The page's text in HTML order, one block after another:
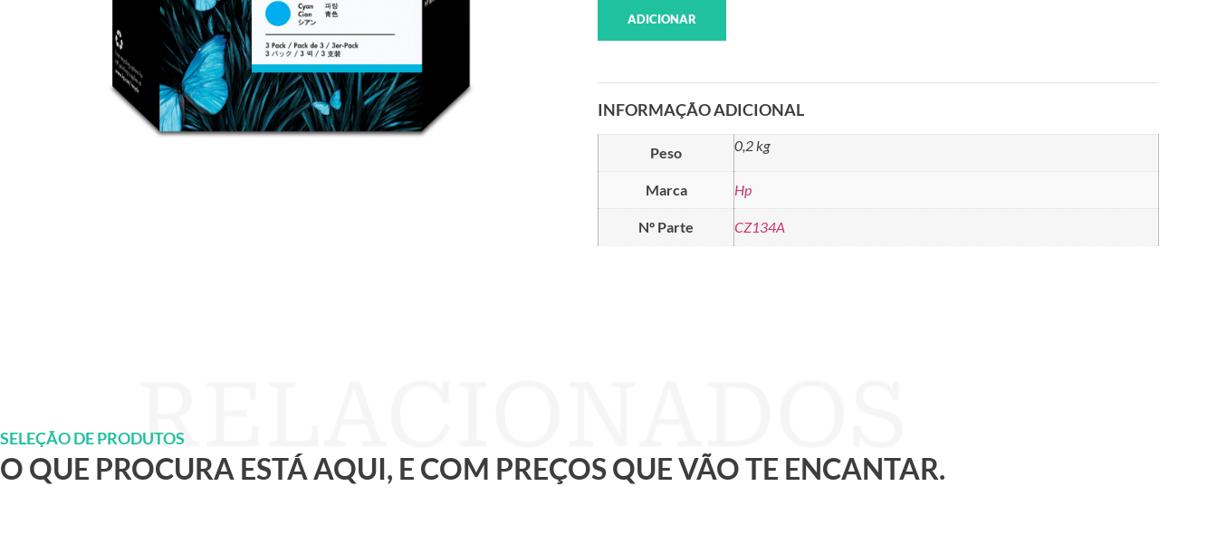
ADICIONAR
INFORMAÇÃO ADICIONAL
Peso 0,2 kg
Marca Hp
Nº Parte CZ134A
SELEÇÃO DE PRODUTOS
O QUE PROCURA ESTÁ AQUI, E COM PREÇOS QUE VÃO TE ENCANTAR.